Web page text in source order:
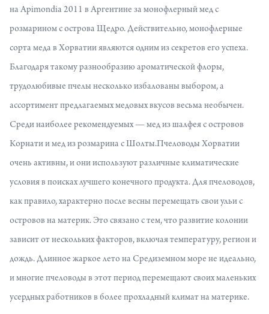
на Apimondia 2011 в Аргентине за монофлерный мед с
розмарином с острова Щедро. Действительно, монофлерные
сорта меда в Хорватии являются одним из секретов его успеха.
Благодаря такому разнообразию ароматической флоры,
трудолюбивые пчелы несколько избалованы выбором, а
ассортимент предлагаемых медовых вкусов весьма необычен.
Среди наиболее рекомендуемых — мед из шалфея с островов
Корнати и мед из розмарина с Шолты.Пчеловоды Хорватии
очень активны, и они используют различные климатические
условия в поисках лучшего конечного продукта. Для пчеловодов,
как правило, характерно после весны перемещать свои ульи с
островов на материк. Это связано с тем, что развитие колонии
зависит от нескольких факторов, включая температуру, регион и
дождь. Длинное жаркое лето на Средиземном море не идеально,
и многие пчеловоды в этот период перемещают своих маленьких
усердных работников в более прохладный климат на материке.